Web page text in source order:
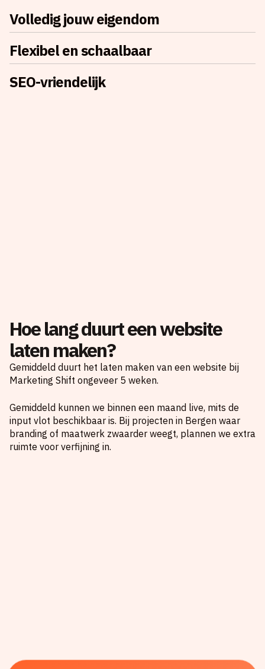
Volledig jouw eigendom
Flexibel en schaalbaar
SEO-vriendelijk
Hoe lang duurt een website
laten maken?
Gemiddeld duurt het laten maken van een website bij
Marketing Shift ongeveer 5 weken.
Gemiddeld kunnen we binnen een maand live, mits de
input vlot beschikbaar is. Bij projecten in Bergen waar
branding of maatwerk zwaarder weegt, plannen we extra
ruimte voor verfijning in.